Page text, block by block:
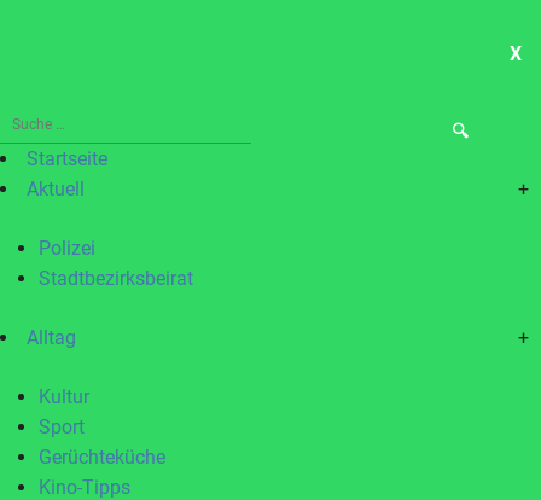
X
Suche
nach:Startseite
Aktuell
+
Polizei
Stadtbezirksbeirat
Alltag +
Kultur
Sport
Gerüchteküche
Kino-Tipps